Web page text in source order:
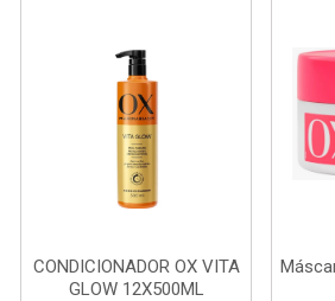
CONDICIONADOR OX VITA
GLOW 12X500ML